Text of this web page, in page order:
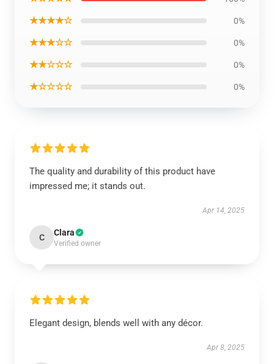
★★★★☆ 0%
★★★☆☆ 0%
★★☆☆☆ 0%
★☆☆☆☆ 0%
The quality and durability of this product have
impressed me; it stands out.
Apr 14, 2025
C Clara
Verified owner
Elegant design, blends well with any décor.
Apr 8, 2025